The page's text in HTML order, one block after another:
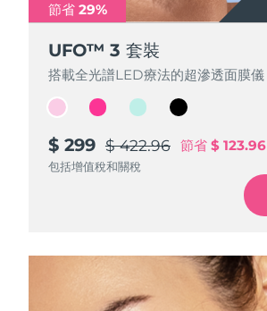
節省 29%
UFO™ 3 套裝
搭載全光譜LED療法的超滲透面膜儀
$ 299 $ 422.96 節省 $ 123.96
包括增值稅和關稅
節省 29%
UFO™ 3 套裝
搭載全光譜LED療法的超滲透面膜儀
$ 299 $ 422.96 節省 $ 123.96
包括增值稅和關稅
節省 29%
UFO™ 3 套裝
搭載全光譜LED療法的超滲透面膜儀
$ 299 $ 422.96 節省 $ 123.96
包括增值稅和關稅
節省 29%
UFO™ 3 套裝
搭載全光譜LED療法的超滲透面膜儀
$ 299 $ 422.96 節省 $ 123.96
包括增值稅和關稅